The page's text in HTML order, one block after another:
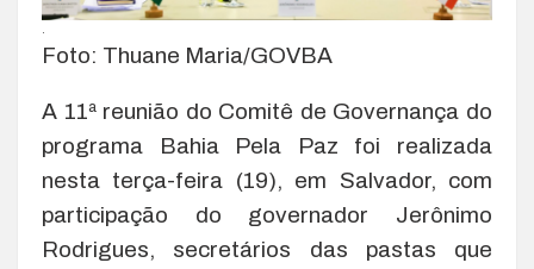
Foto: Thuane Maria/GOVBA
A 11ª reunião do Comitê de Governança do
programa Bahia Pela Paz foi realizada
nesta terça-feira (19), em Salvador, com
participação do governador Jerônimo
Rodrigues, secretários das pastas que